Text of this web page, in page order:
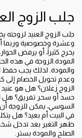
جلب الزوج
جلب الزوج العنيد لزوجته
وعشرة وخصوصية وربما
يخرج كثيراً، أو يرفض
المودة.الزوجة في هذه
والمودة. لذلك يجب حفظ
وعدم تحويل الخصام
الزوج زعلان؟ هل هو
حسد أو سحر تفريق؟ هل
السوسي، يمكن للزوجة
في البيت أم بعيد؟ هل
ظهر التغير بعد تدخل
الصلح والمودة بستر.